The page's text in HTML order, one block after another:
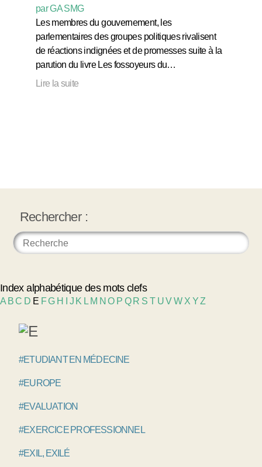
par GA SMG
Les membres du gouvernement, les
parlementaires des groupes politiques rivalisent
de réactions indignées et de promesses suite à la
parution du livre Les fossoyeurs du…
Lire la suite
Rechercher :
Index alphabétique des mots clefs
A BC D E FG H J K L M NO P Q R S T UVW X YZ
#ETUDIANT EN MÉDECINE
#EUROPE
#EVALUATION
#EXERCICE PROFESSIONNEL
#EXIL, EXILÉ